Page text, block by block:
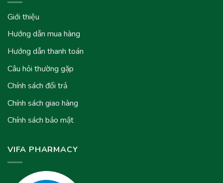
Giới thiệu
Hướng dẫn mua hàng
Hướng dẫn thanh toán
Câu hỏi thường gặp
Chính sách đổi trả
Chính sách giao hàng
Chính sách bảo mật
VIFA PHARMACY